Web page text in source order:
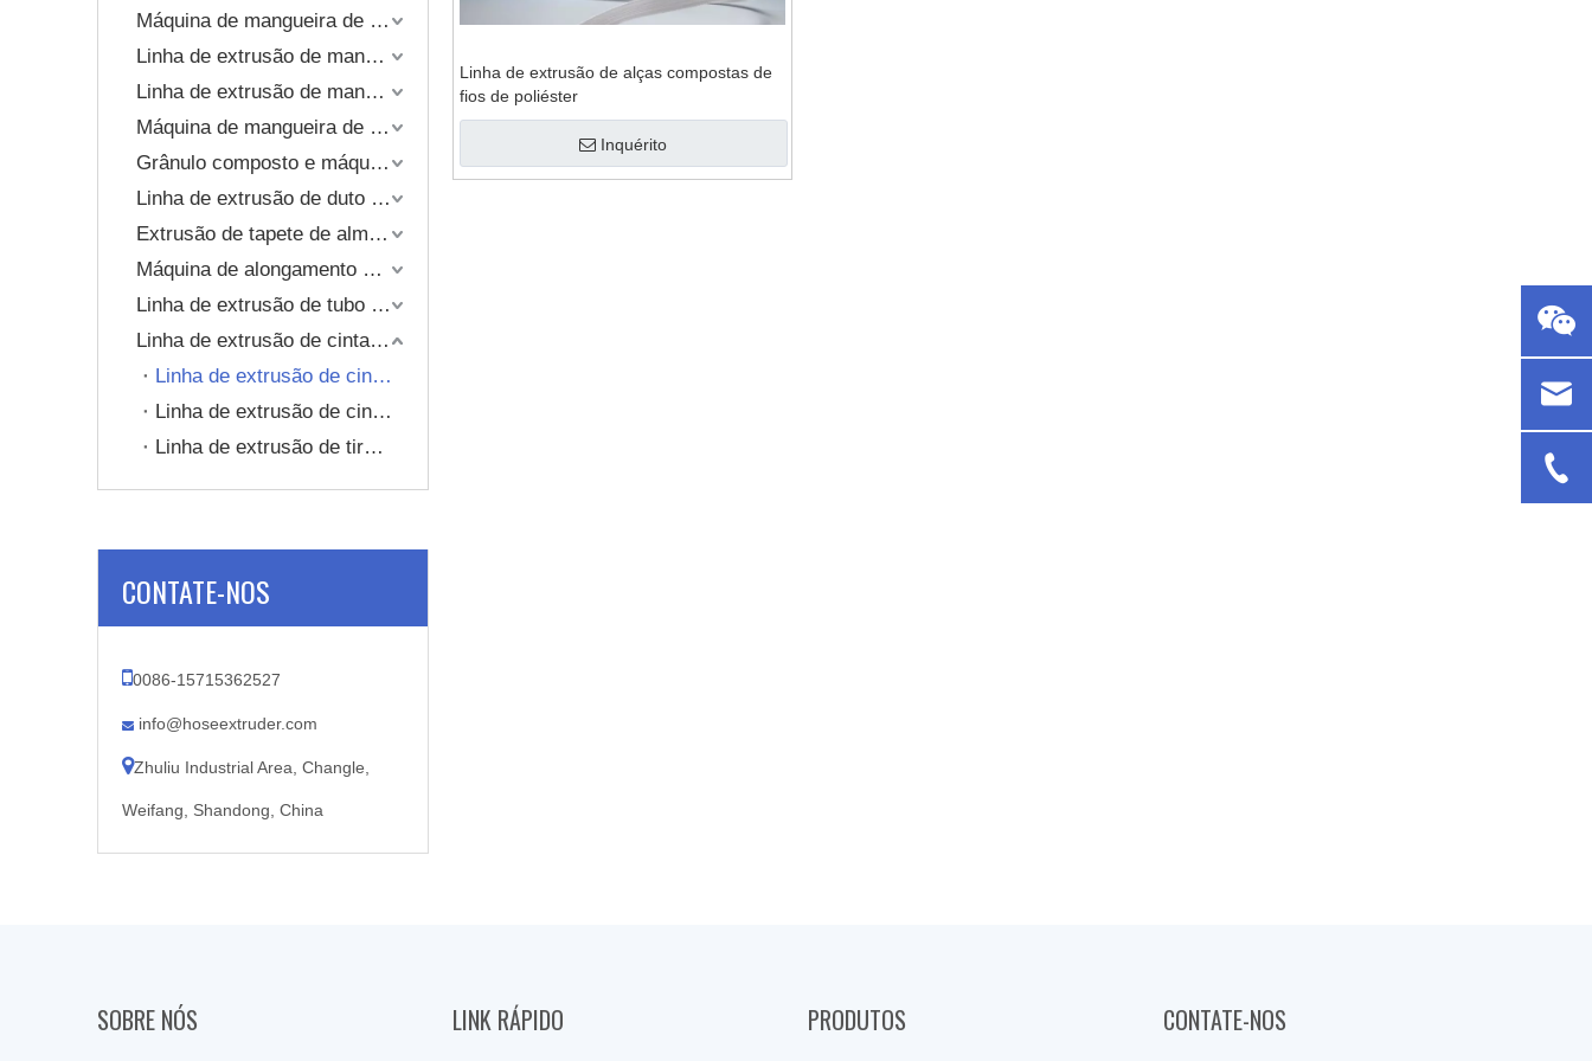
Grânulo composto e máquina de reciclagem
Extrusão de tapete de almofada de plástico
Máquina de mangueira de PVC reforçado com espiral
Linha de extrusão de mangueira trançada de PVC
Linha de extrusão de mangueira reforçada com fio de mola
Máquina de mangueira de plástico de camada única
Grânulo composto e máquina de reciclagem
Linha de extrusão de duto de ar TPU
Extrusão de tapete de almofada de plástico
Máquina de alongamento de tubo
Linha de extrusão de tubo corrugado de parede única
Linha de extrusão de cinta de embalagem
Linha de extrusão de cinta composta de fio de poliéster
Linha de extrusão de cinta PP
Linha de extrusão de tira PET
CONTATE-NOS
0086-15715362527
 info@hoseextruder.com
Zhuliu Industrial Area, Changle,
Weifang, Shandong, China
Linha de extrusão de alças compostas de
fios de poliéster
Inquérito
SOBRE NÓS LINK RÁPIDO PRODUTOS CONTATE-NOS